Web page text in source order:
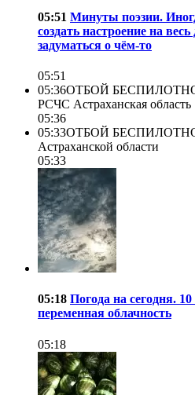
05:51 Минуты поэзии.
создать настроение на
задуматься о чём-то
05:51
05:36ОТБОЙ
РСЧС Астраханская область
05:36
05:33ОТБОЙ
Астраханской области
05:33
05:18 Погода на сегодня.
переменная облачность
05:18